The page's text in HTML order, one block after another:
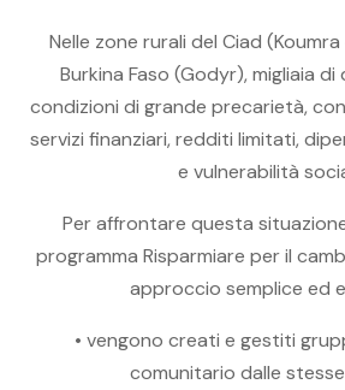
Nelle zone rurali del Ciad
Burkina Faso (Godyr), migliaia
condizioni di grande precarietà,
servizi finanziari, redditi limitati,
e vulnerabilità
Per affrontare questa
programma Risparmiare per il
approccio semplice ed
• vengono creati e gestiti
comunitario dalle